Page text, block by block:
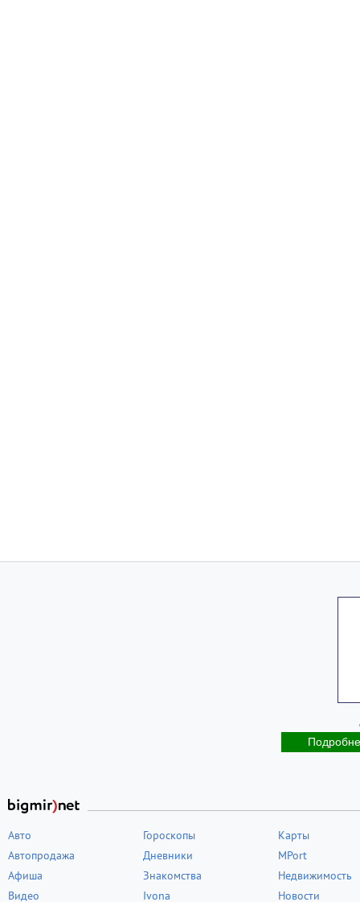
Авто
Автопродажа
Афиша
Видео
Гороскопы
Дневники
Знакомства
Ivona
Карты
MPort
Недвижимость
Новости